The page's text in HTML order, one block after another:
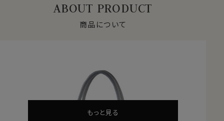
ABOUT PRODUCT
商品について
もっと見る